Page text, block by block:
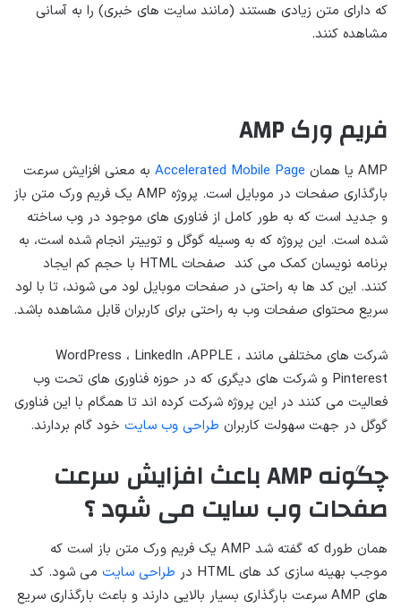
که دارای متن زیادی هستند (مانند سایت های خبری) را به آسانی
مشاهده کنند.
فریم ورکAMP
AMP یا همان Accelerated Mobile Page به معنی افزایش سرعت
بارگذاری صفحات در موبایل است. پروژه AMP یک فریم ورک متن باز
و جدید است که به طور کامل از فناوری های موجود در وب ساخته
شده است. این پروژه که به وسیله گوگل و توییتر انجام شده است، به
برنامه نویسان کمک می کند صفحات HTML با حجم کم ایجاد
کنند. این کد ها به راحتی در صفحات موبایل لود می شوند، تا با لود
سریع محتوای صفحات وب به راحتی برای کاربران قابل مشاهده باشد.
شرکت های مختلفی مانند WordPress ، LinkedIn ،APPLE ،
Pinterest و شرکت های دیگری که در حوزه فناوری های تحت وب
فعالیت می کنند در این پروژه شرکت کرده اند تا همگام با این فناوری
گوگل در جهت سهولت کاربران طراحی وب سایت خود گام بردارند.
چگونهAMPباعث افزایش سرعت
صفحات وب سایت می شود ؟
همان طورd که گفته شد AMP یک فریم ورک متن باز است که
موجب بهینه سازی کد های HTML در
طراحی سایت می شود. کد
های AMP سرعت بارگذاری بسیار بالایی دارند و باعث بارگذاری سریع